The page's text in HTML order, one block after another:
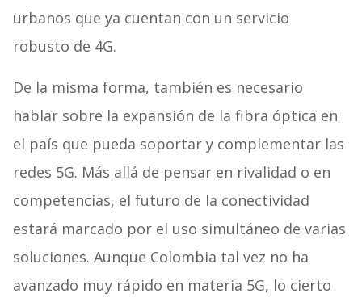
urbanos que ya cuentan con un servicio
robusto de 4G.
De la misma forma, también es necesario
hablar sobre la expansión de la fibra óptica en
el país que pueda soportar y complementar las
redes 5G. Más allá de pensar en rivalidad o en
competencias, el futuro de la conectividad
estará marcado por el uso simultáneo de varias
soluciones. Aunque Colombia tal vez no ha
avanzado muy rápido en materia 5G, lo cierto